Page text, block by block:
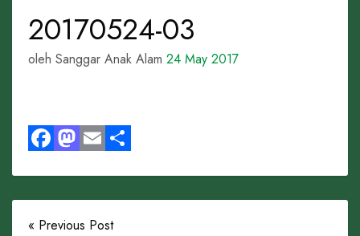
20170524-03
oleh Sanggar Anak Alam 24 May 2017
« Previous Post